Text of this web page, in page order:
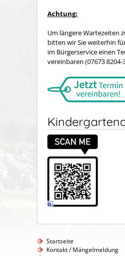
Achtung:
Um längere Wartezeiten
bitten wir Sie weiterhin
im Bürgerservice einen
vereinbaren (07673 8204-
Startseite
Kontakt / Mängelmeldung